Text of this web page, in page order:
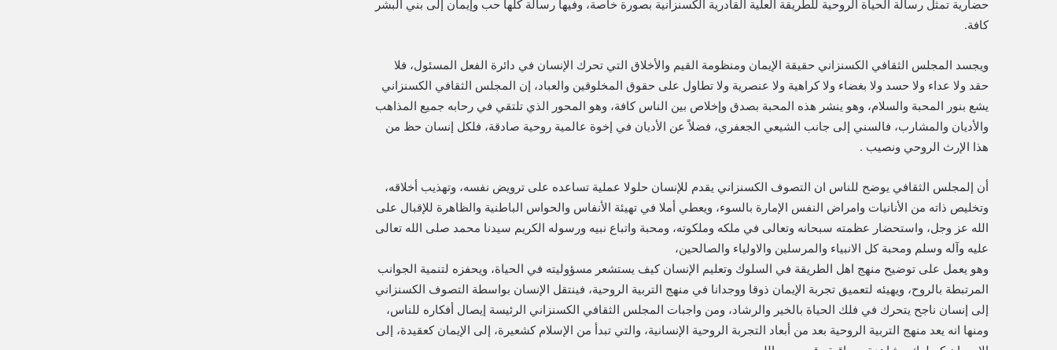
حضارية تمثل رسالة الحياة الروحية للطريقة العلية القادرية الكسنزانية بصورة خاصة، وفيها رسالة كلها حب وإيمان إلى بني البشر
كافة.
ويجسد المجلس الثقافي الكسنزاني حقيقة الإيمان ومنظومة القيم والأخلاق التي تحرك الإنسان في دائرة الفعل المسئول، فلا
حقد ولا عداء ولا حسد ولا بغضاء ولا كراهية ولا عنصرية ولا تطاول على حقوق المخلوقين والعباد، إن المجلس الثقافي الكسنزاني
يشع بنور المحبة والسلام، وهو ينشر هذه المحبة بصدق وإخلاص بين الناس كافة، وهو المحور الذي تلتقي في رحابه جميع المذاهب
والأديان والمشارب، فالسني إلى جانب الشيعي الجعفري، فضلاً عن الأديان في إخوة عالمية روحية صادقة، فلكل إنسان حظ من
هذا الإرث الروحي ونصيب .
أن إلمجلس الثقافي يوضح للناس ان التصوف الكسنزاني يقدم للإنسان حلولا عملية تساعده على ترويض نفسه، وتهذيب أخلاقه،
وتخليص ذاته من الأنانيات وامراض النفس الإمارة بالسوء، ويعطي أملا في تهيئة الأنفاس والحواس الباطنية والظاهرة للإقبال على
الله عز وجل، واستحضار عظمته سبحانه وتعالى في ملكه وملكوته، ومحبة واتباع نبيه ورسوله الكريم سيدنا محمد صلى الله تعالى
عليه وآله وسلم ومحبة كل الانبياء والمرسلين والاولياء والصالحين،
وهو يعمل على توضيح منهج اهل الطريقة في السلوك وتعليم الإنسان كيف يستشعر مسؤوليته في الحياة، ويحفزه لتنمية الجوانب
المرتبطة بالروح، ويهيئه لتعميق تجربة الإيمان ذوقا ووجدانا في منهج التربية الروحية، فينتقل الإنسان بواسطة التصوف الكسنزاني
إلى إنسان ناجح يتحرك في فلك الحياة بالخير والرشاد، ومن واجبات المجلس الثقافي الكسنزاني الرئيسة إيصال أفكاره للناس،
ومنها انه يعد منهج التربية الروحية بعد من أبعاد التجربة الروحية الإنسانية، والتي تبدأ من الإسلام كشعيرة، إلى الإيمان كعقيدة، إلى